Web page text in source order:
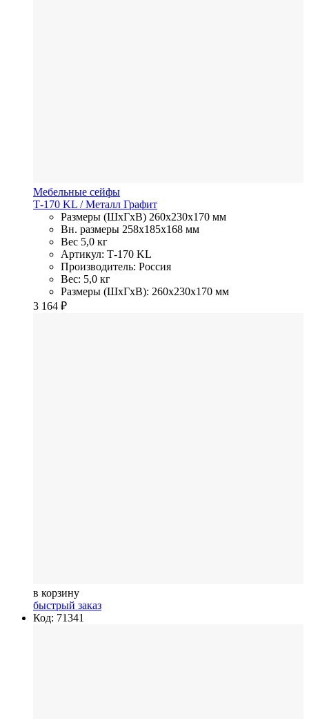
Мебельные сейфы
Т-170 KL / Металл Графит
Размеры (ШхГхВ) 260x230x170 мм
Вн. размеры 258x185х168 мм
Вес 5,0 кг
Артикул: Т-170 KL
Производитель: Россия
Вес: 5,0 кг
Размеры (ШхГхВ): 260x230x170 мм
3 164 ₽
в корзину
быстрый заказ
Код: 71341